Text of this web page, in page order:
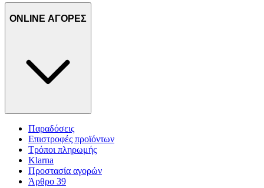
ONLINE ΑΓΟΡΕΣ
Παραδόσεις
Επιστροφές προϊόντων
Τρόποι πληρωμής
Klarna
Προστασία αγορών
Άρθρο 39